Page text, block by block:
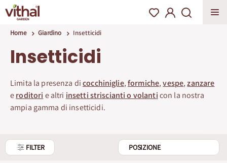
Home Giardino Insetticidi
Insetticidi
Limita la presenza dicocchiniglie,formiche,vespe,zanzare
eroditori e altri insetti striscianti o volanticon la nostra
ampia gamma di insetticidi.
FILTER